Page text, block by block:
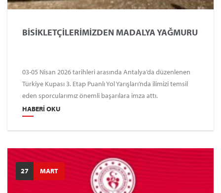
BİSİKLETÇİLERİMİZDEN MADALYA YAĞMURU
03-05 Nisan 2026 tarihleri arasında Antalya’da düzenlenen
Türkiye Kupası 3. Etap Puanlı Yol Yarışları’nda ilimizi temsil
eden sporcularımız önemli başarılara imza attı.
HABERI OKU
27 MART